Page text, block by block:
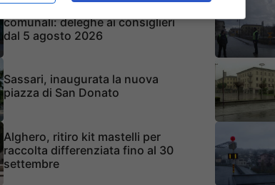
Tempio Pausania, servizi
comunali: deleghe ai consiglieri
dal 5 agosto 2026
Sassari, inaugurata la nuova
piazza di San Donato
Alghero, ritiro kit mastelli per
raccolta differenziata fino al 30
settembre